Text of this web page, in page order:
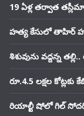
19 ఏళ్ల తర్వాత తస్లీమా
హత్య కేసులో తాహిర్
శిశువును వద్దన్న
రూ.4.5 లక్షల
రియాల్టీ షోలో గిల్ సోదరి